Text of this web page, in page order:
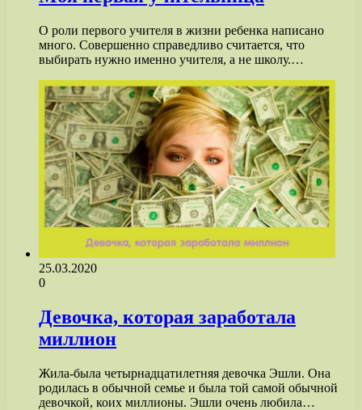
О роли первого учителя в жизни ребенка написано
много. Совершенно справедливо считается, что
выбирать нужно именно учителя, а не школу.…
25.03.2020
0
Девочка, которая заработала
миллион
Жила-была четырнадцатилетняя девочка Эшли. Она
родилась в обычной семье и была той самой обычной
девочкой, коих миллионы. Эшли очень любила…